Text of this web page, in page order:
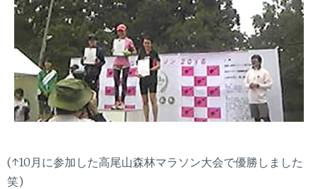
(↑10月に参加した高尾山森林マラソン大会で優勝しました
笑)